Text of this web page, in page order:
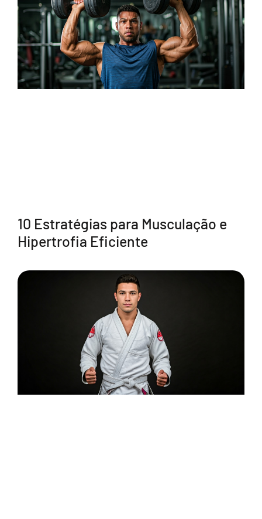
10 Estratégias para Musculação e
Hipertrofia Eficiente